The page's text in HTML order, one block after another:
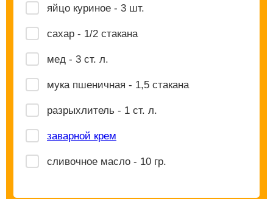
яйцо куриное - 3 шт.
сахар - 1/2 стакана
мед - 3 ст. л.
мука пшеничная - 1,5 стакана
разрыхлитель - 1 ст. л.
заварной крем
сливочное масло - 10 гр.